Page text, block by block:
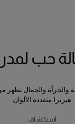
حب
والجرأة والجمال تظهر
هيريرا متعددة الألوان
استكشاف